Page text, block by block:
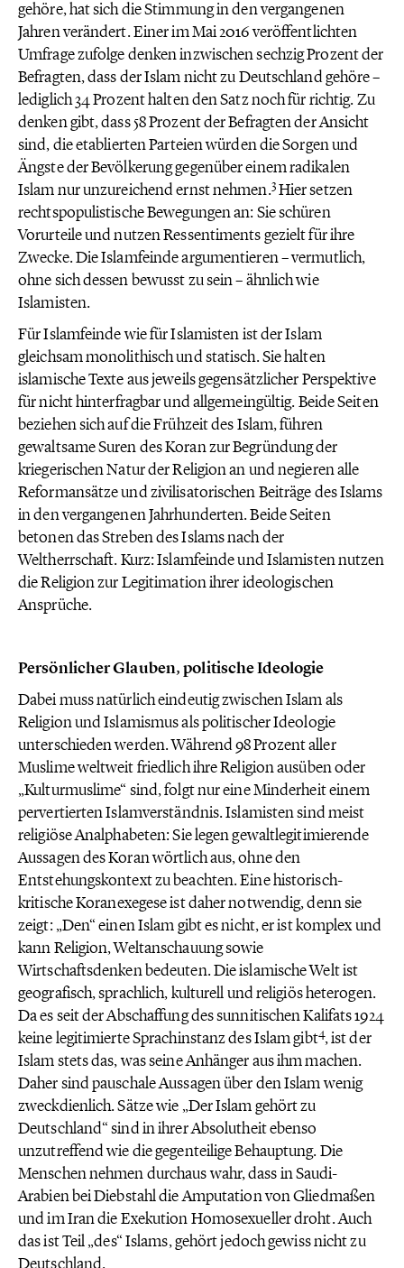
gehöre, hat sich die Stimmung in den vergangenen
Jahren verändert. Einer im Mai 2016 veröffentlichten
Umfrage zufolge denken inzwischen sechzig Prozent der
Befragten, dass der Islam nicht zu Deutschland gehöre –
lediglich 34 Prozent halten den Satz noch für richtig. Zu
denken gibt, dass 58 Prozent der Befragten der Ansicht
sind, die etablierten Parteien würden die Sorgen und
Ängste der Bevölkerung gegenüber einem radikalen
Islam nur unzureichend ernst nehmen.3Hier setzen
rechtspopulistische Bewegungen an: Sie schüren
Vorurteile und nutzen Ressentiments gezielt für ihre
Zwecke. Die Islamfeinde argumentieren – vermutlich,
ohne sich dessen bewusst zu sein – ähnlich wie
Islamisten.
Für Islamfeinde wie für Islamisten ist der Islam
gleichsam monolithisch und statisch. Sie halten
islamische Texte aus jeweils gegensätzlicher Perspektive
für nicht hinterfragbar und allgemeingültig. Beide Seiten
beziehen sich auf die Frühzeit des Islam, führen
gewaltsame Suren des Koran zur Begründung der
kriegerischen Natur der Religion an und negieren alle
Reformansätze und zivilisatorischen Beiträge des Islams
in den vergangenen Jahrhunderten. Beide Seiten
betonen das Streben des Islams nach der
Weltherrschaft. Kurz: Islamfeinde und Islamisten nutzen
die Religion zur Legitimation ihrer ideologischen
Ansprüche.
Persönlicher Glauben, politische Ideologie
Dabei muss natürlich eindeutig zwischen Islam als
Religion und Islamismus als politischer Ideologie
unterschieden werden. Während 98 Prozent aller
Muslime weltweit friedlich ihre Religion ausüben oder
„Kulturmuslime“ sind, folgt nur eine Minderheit einem
pervertierten Islamverständnis. Islamisten sind meist
religiöse Analphabeten: Sie legen gewaltlegitimierende
Aussagen des Koran wörtlich aus, ohne den
Entstehungskontext zu beachten. Eine historisch-
kritische Koranexegese ist daher notwendig, denn sie
zeigt: „Den“ einen Islam gibt es nicht, er ist komplex und
kann Religion, Weltanschauung sowie
Wirtschaftsdenken bedeuten. Die islamische Welt ist
geografisch, sprachlich, kulturell und religiös heterogen.
Da es seit der Abschaffung des sunnitischen Kalifats 1924
keine legitimierte Sprachinstanz des Islam gibt4, ist der
Islam stets das, was seine Anhänger aus ihm machen.
Daher sind pauschale Aussagen über den Islam wenig
zweckdienlich. Sätze wie „Der Islam gehört zu
Deutschland“ sind in ihrer Absolutheit ebenso
unzutreffend wie die gegenteilige Behauptung. Die
Menschen nehmen durchaus wahr, dass in Saudi-
Arabien bei Diebstahl die Amputation von Gliedmaßen
und im Iran die Exekution Homosexueller droht. Auch
das ist Teil „des“ Islams, gehört jedoch gewiss nicht zu
Deutschland.